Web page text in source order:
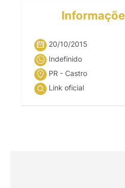
20/10/2015
Indefinido
PR - Castro
Link oficial